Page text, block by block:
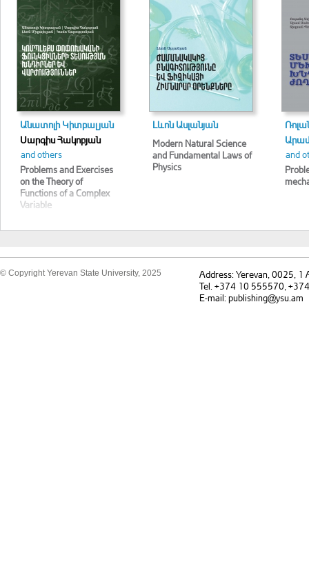
Անատոլի Կիտբալյան
Սարգիս Հակոբյան
and others
Problems and Exercises
on the Theory of
Functions of a Complex
Variable
Լևոն Ասլանյան
Modern Natural Science
and Fundamental Laws of
Physics
and
© Copyright Yerevan State University, 2025
Address: Yerevan, 0025, 1
Tel. +374 10 555570,
E-mail: publishing@ysu.am